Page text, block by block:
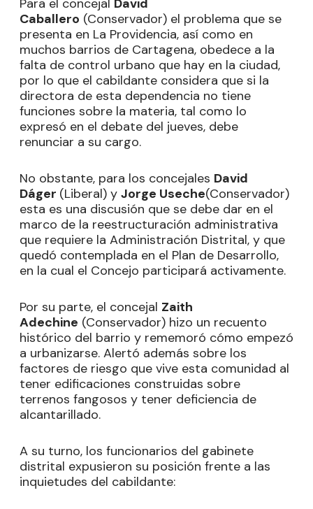
Para el concejal David
Caballero (Conservador) el problema que se
presenta en La Providencia, así como en
muchos barrios de Cartagena, obedece a la
falta de control urbano que hay en la ciudad,
por lo que el cabildante considera que si la
directora de esta dependencia no tiene
funciones sobre la materia, tal como lo
expresó en el debate del jueves, debe
renunciar a su cargo.
No obstante, para los concejales David
Dáger (Liberal) y Jorge Useche(Conservador)
esta es una discusión que se debe dar en el
marco de la reestructuración administrativa
que requiere la Administración Distrital, y que
quedó contemplada en el Plan de Desarrollo,
en la cual el Concejo participará activamente.
Por su parte, el concejal Zaith
Adechine (Conservador) hizo un recuento
histórico del barrio y rememoró cómo empezó
a urbanizarse. Alertó además sobre los
factores de riesgo que vive esta comunidad al
tener edificaciones construidas sobre
terrenos fangosos y tener deficiencia de
alcantarillado.
A su turno, los funcionarios del gabinete
distrital expusieron su posición frente a las
inquietudes del cabildante: